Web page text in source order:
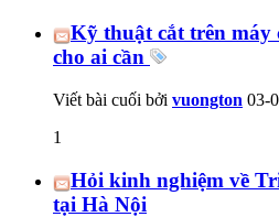
Kỹ thuật cắt trên máy
cho ai cần
Viết bài cuối bởi vuongton 03-
1
Hỏi kinh nghiệm về
tại Hà Nội